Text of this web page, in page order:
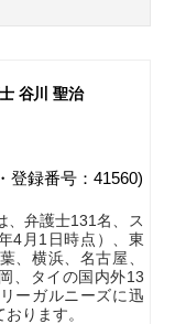
谷川 聖治
登録番号：41560)
、弁護士131名、ス
4月1日時点）、東
、横浜、名古屋、
、タイの国内外13
ーガルニーズに迅
ります。